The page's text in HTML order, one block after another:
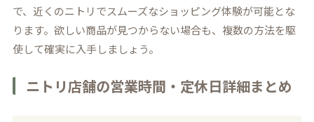
で、近くのニトリでスムーズなショッピング体験が可能とな
ります。欲しい商品が見つからない場合も、複数の方法を駆
使して確実に入手しましょう。
ニトリ店舗の営業時間・定休日詳細まとめ